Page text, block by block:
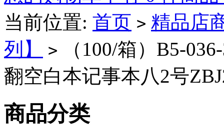
当前位置: 首页 > 精品店
列】
>
（100/箱）B5-
翻空白本记事本八2号
商品分类